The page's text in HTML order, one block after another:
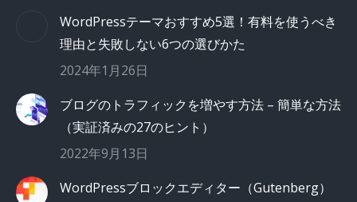
WordPressテーマおすすめ5選！有料を使うべき
理由と失敗しない6つの選びかた
2024年1月26日
ブログのトラフィックを増やす方法 – 簡単な方法
（実証済みの27のヒント）
2022年9月13日
WordPressブロックエディター（Gutenberg）